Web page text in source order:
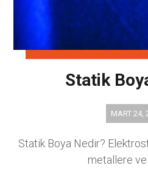
Statik
MART 24,
Statik Boya Nedir?
metallere ve